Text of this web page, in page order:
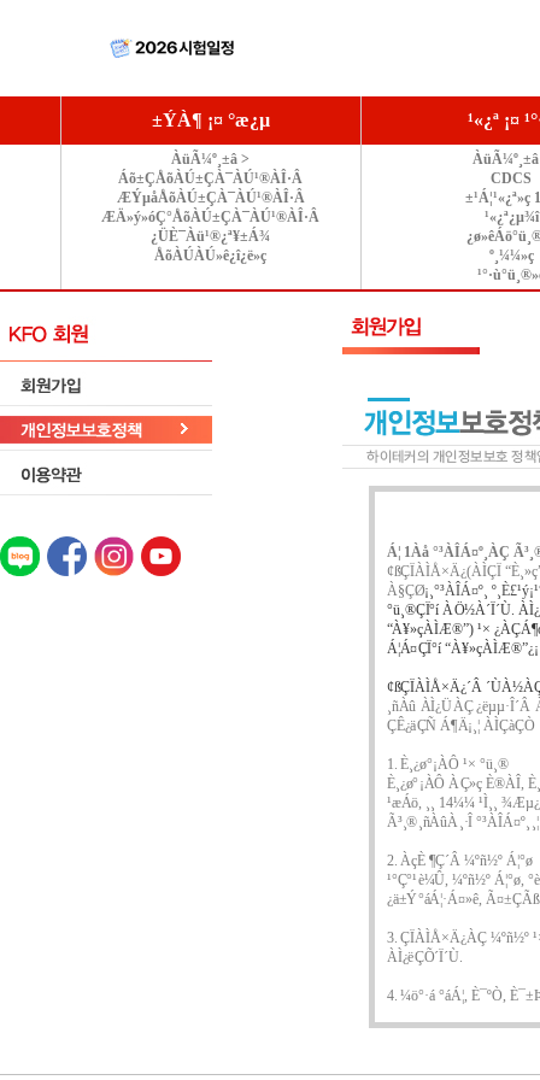
±ÝÀ¶ ¡¤ °æ¿µ
ÀüÃ¼º¸±â >
Áõ±ÇÅõÀÚ±ÇÀ¯ÀÚ¹®ÀÎ·Â
ÆÝµåÅõÀÚ±ÇÀ¯ÀÚ¹®ÀÎ·Â
ÆÄ»ý»óÇ°ÅõÀÚ±ÇÀ¯ÀÚ¹®ÀÎ·Â
¿ÜÈ¯Àü¹®¿ª¥±Á¾
ÅõÀÚÀÚ»ê¿î¿ë»ç
¹«¿ª ¡¤
CDCS
±¹Á¦¹«¿ª»ç
¹«¿ª¿µ¾î
º¸¼¼»ç
Á¦ 1Àå °³ÀÎÁ¤º¸ÀÇ
¢ßÇÏÀÌÅ×Ä¿(ÀÌÇÏ“È¸»ç
À§ÇØ¡¸°³ÀÎÁ¤º¸ º¸È£¹ý¡¹
°ü¸®ÇÏ°í ÀÖ½À´Ï´Ù.
“À¥»çÀÌÆ®”)¹×
Á¦Á¤ÇÏ°í“À¥»çÀÌÆ®”
¢ßÇÏÀÌÅ×Ä¿´Â ´ÙÀ½ÀÇ
¸ñÀû ÀÌ¿ÜÀÇ ¿ëµµ·Î´Â
ÇÊ¿äÇÑ Á¶Ä¡¸¦
1.È¸¿ø°¡ÀÔ ¹× °ü¸®
È¸¿ø°¡ÀÔ ÀÇ»ç È®ÀÎ,
¹æÁö, ¸¸ 14¼¼ ¹Ì¸¸
Ã³¸®¸ñÀûÀ¸·Î
2.ÀçÈ­ ¶Ç´Â ¼­ºñ½º Á¦°ø
¹°Ç°¹è¼Û,¼­ºñ½º Á¦°ø,
¿ä±Ý°áÁ¦·Á¤»ê,
3.ÇÏÀÌÅ×Ä¿ÀÇ ¼­ºñ½º
ÀÌ¿ëÇÕ´Ï´Ù.
4.¼ö°­·á °áÁ¦,È¯ºÒ,
6.ÀÌº¥Æ® Âü¿©